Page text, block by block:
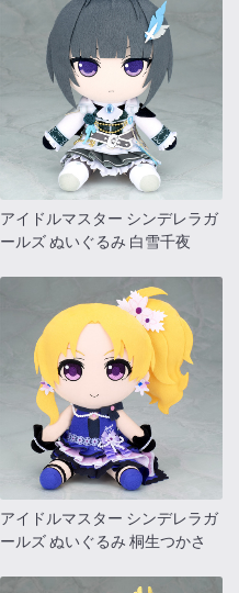
アイドルマスター シンデレラガ
ールズ ぬいぐるみ 白雪千夜
アイドルマスター シンデレラガ
ールズ ぬいぐるみ 桐生つかさ